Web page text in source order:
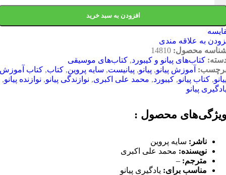
افزودن به سبد خرید
به علاقه مندی
محصول: 14810
کتاب‌های پیانو و کیبورد, کتاب‌های موسیقی
آموزش پیانو, پیانو, پیانیست, سایه پروین, کتاب, کتاب آموزش
, کتاب پیانو, کیبورد, محمد علی اکبری, نوازندگی پیانو, نوازنده پیانو,
پیانو
محصول :
ناشر: سایه پروین
نویسنده: محمد علی اکبری
مترجم: –
مناسب برای: یادگیری پیانو